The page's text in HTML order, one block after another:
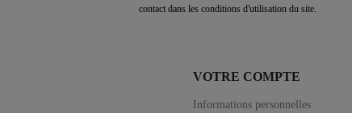
contact dans les conditions d'utilisation du site.
VOTRE COMPTE
Informations personnelles